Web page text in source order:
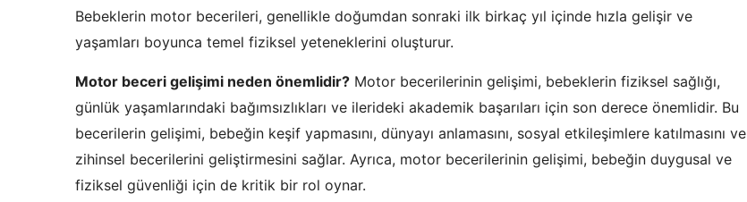
Bebeklerin motor becerileri, genellikle doğumdan sonraki ilk birkaç yıl içinde hızla gelişir ve
yaşamları boyunca temel fiziksel yeteneklerini oluşturur.
Motor beceri gelişimi neden önemlidir? Motor becerilerinin gelişimi, bebeklerin fiziksel sağlığı,
günlük yaşamlarındaki bağımsızlıkları ve ilerideki akademik başarıları için son derece önemlidir. Bu
becerilerin gelişimi, bebeğin keşif yapmasını, dünyayı anlamasını, sosyal etkileşimlere katılmasını ve
zihinsel becerilerini geliştirmesini sağlar. Ayrıca, motor becerilerinin gelişimi, bebeğin duygusal ve
fiziksel güvenliği için de kritik bir rol oynar.